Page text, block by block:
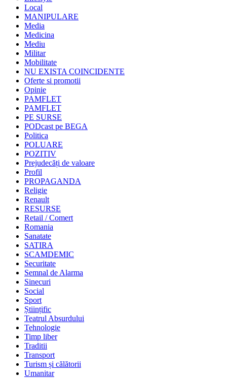
Local
MANIPULARE
Media
Medicina
Mediu
Militar
Mobilitate
NU EXISTA COINCIDENTE
Oferte si promotii
Opinie
PAMFLET
PAMFLET
PE SURSE
PODcast pe BEGA
Politica
POLUARE
POZITIV
Prejudecăți de valoare
Profil
PROPAGANDA
Religie
Renault
RESURSE
Retail / Comert
Romania
Sanatate
SATIRA
SCAMDEMIC
Securitate
Semnal de Alarma
Sinecuri
Social
Sport
Științific
Teatrul Absurdului
Tehnologie
Timp liber
Traditii
Transport
Turism și călătorii
Umanitar